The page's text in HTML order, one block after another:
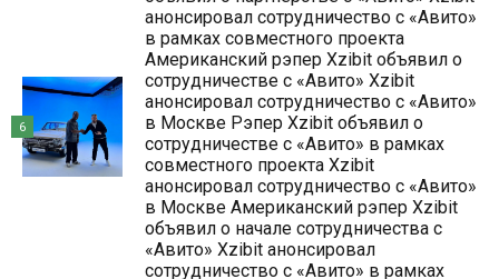
анонсировал сотрудничество с «Авито»
в рамках совместного проекта
Американский рэпер Xzibit объявил о
сотрудничестве с «Авито» Xzibit
анонсировал сотрудничество с «Авито»
в Москве Рэпер Xzibit объявил о
сотрудничестве с «Авито» в рамках
совместного проекта Xzibit
анонсировал сотрудничество с «Авито»
в Москве Американский рэпер Xzibit
объявил о начале сотрудничества с
«Авито» Xzibit анонсировал
сотрудничество с «Авито» в рамках
6